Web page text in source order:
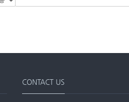
CONTACT US